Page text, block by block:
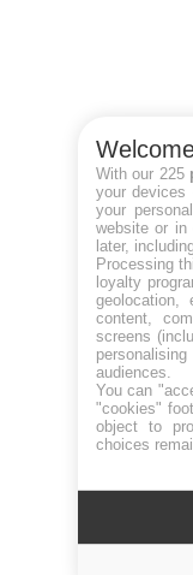
With our 225
your
your
website or
later,
Processing
loyalty
content,
screens
audiences.
You can
"cookies"
object to
choices